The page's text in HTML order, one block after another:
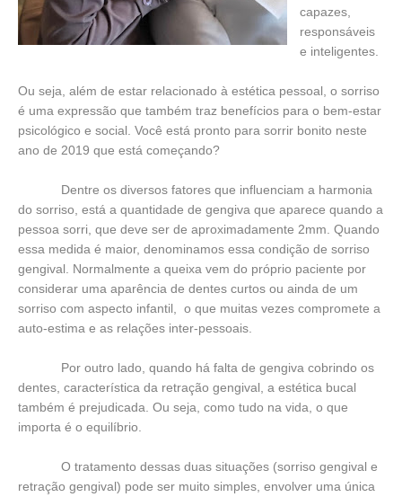
capazes,
responsáveis
e inteligentes.
Ou seja, além de estar relacionado à estética pessoal, o sorriso
é uma expressão que também traz benefícios para o bem-estar
psicológico e social. Você está pronto para sorrir bonito neste
ano de 2019 que está começando?
Dentre os diversos fatores que influenciam a harmonia
do sorriso, está a quantidade de gengiva que aparece quando a
pessoa sorri, que deve ser de aproximadamente 2mm. Quando
essa medida é maior, denominamos essa condição de sorriso
gengival. Normalmente a queixa vem do próprio paciente por
considerar uma aparência de dentes curtos ou ainda de um
sorriso com aspecto infantil, o que muitas vezes compromete a
auto-estima e as relações inter-pessoais.
Por outro lado, quando há falta de gengiva cobrindo os
dentes, característica da retração gengival, a estética bucal
também é prejudicada. Ou seja, como tudo na vida, o que
importa é o equilíbrio.
O tratamento dessas duas situações (sorriso gengival e
retração gengival) pode ser muito simples, envolver uma única